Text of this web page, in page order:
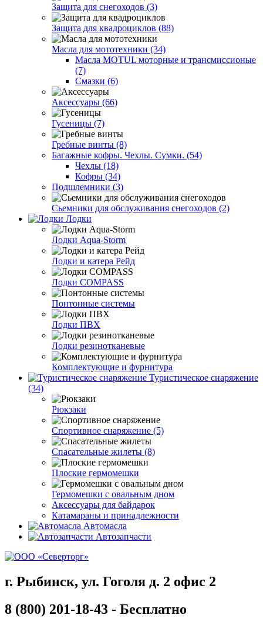
Защита для снегоходов (3)
Защита для квадроциклов (88)
Масла для мототехники (34)
Масла MOTUL моторные и трансмиссионые
(7)
Смазки (6)
Аксессуары (66)
Гусеницы (7)
Гребные винты (8)
Багажные кофры. Чехлы. Сумки. (54)
Чехлы (18)
Кофры (34)
Подшлемники (3)
Сьемники для обслуживания снегоходов (2)
Лодки
Лодки Aqua-Storm
Лодки и катера Рейд
Лодки COMPASS
Понтонные системы
Лодки ПВХ
Лодки резинотканевые
Комплектующие и фурнитура
Туристическое снаряжение
(34)
Рюкзаки
Спортивное снаряжение (5)
Спасательные жилеты (8)
Плоские гермомешки
Гермомешки с овальным дном
Аксессуары для байдарок
Катамараны и принадлежности
Автомасла
Автозапчасти
г. Рыбинск, ул. Гоголя д. 2 офис 2
8 (800) 201-18-43 - Бесплатно